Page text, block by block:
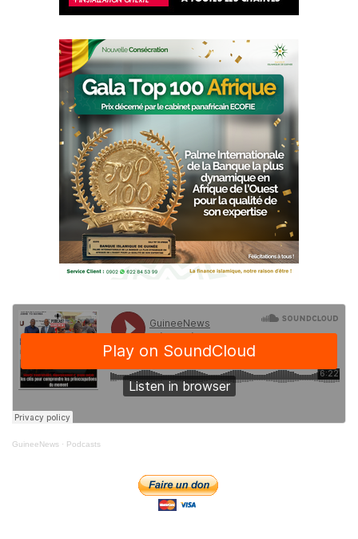
GuineeNews · Podcasts